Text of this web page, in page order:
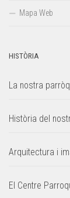
Mapa Web
HISTÒRIA
La nostra
Història del
Arquitectura i
El Centre